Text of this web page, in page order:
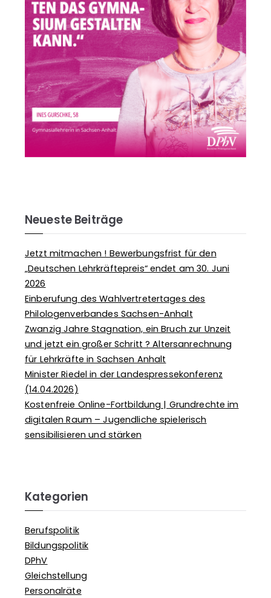
Neueste Beiträge
Jetzt mitmachen ! Bewerbungsfrist für den
„Deutschen Lehrkräftepreis“ endet am 30. Juni
2026
Einberufung des Wahlvertretertages des
Philologenverbandes Sachsen-Anhalt
Zwanzig Jahre Stagnation, ein Bruch zur Unzeit
und jetzt ein großer Schritt ? Altersanrechnung
für Lehrkräfte in Sachsen Anhalt
Minister Riedel in der Landespressekonferenz
(14.04.2026)
Kostenfreie Online-Fortbildung | Grundrechte im
digitalen Raum – Jugendliche spielerisch
sensibilisieren und stärken
Kategorien
Berufspolitik
Bildungspolitik
DPhV
Gleichstellung
Personalräte